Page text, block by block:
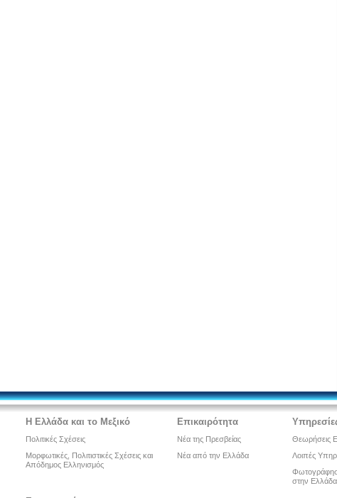
Η Ελλάδα και το Μεξικό
Πολιτικές Σχέσεις
Μορφωτικές, Πολιτιστικές Σχέσεις και
Απόδημος Ελληνισμός
Επικαιρότητα
Νέα της Πρεσβείας
Νέα από την Ελλάδα
Θεωρήσεις
Λοιπές
στην Ελλάδα